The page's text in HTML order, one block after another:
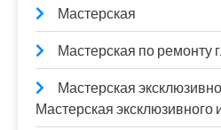
Мастерская
Мастерская по ремонту
Мастерская
Мастерская эксклюзивного